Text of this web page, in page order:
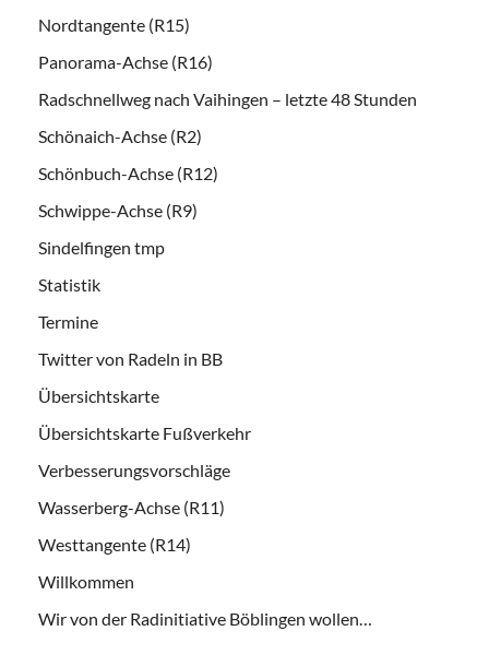
Nordtangente (R15)
Panorama-Achse (R16)
Radschnellweg nach Vaihingen – letzte 48 Stunden
Schönaich-Achse (R2)
Schönbuch-Achse (R12)
Schwippe-Achse (R9)
Sindelfingen tmp
Statistik
Termine
Twitter von Radeln in BB
Übersichtskarte
Übersichtskarte Fußverkehr
Verbesserungsvorschläge
Wasserberg-Achse (R11)
Westtangente (R14)
Willkommen
Wir von der Radinitiative Böblingen wollen…